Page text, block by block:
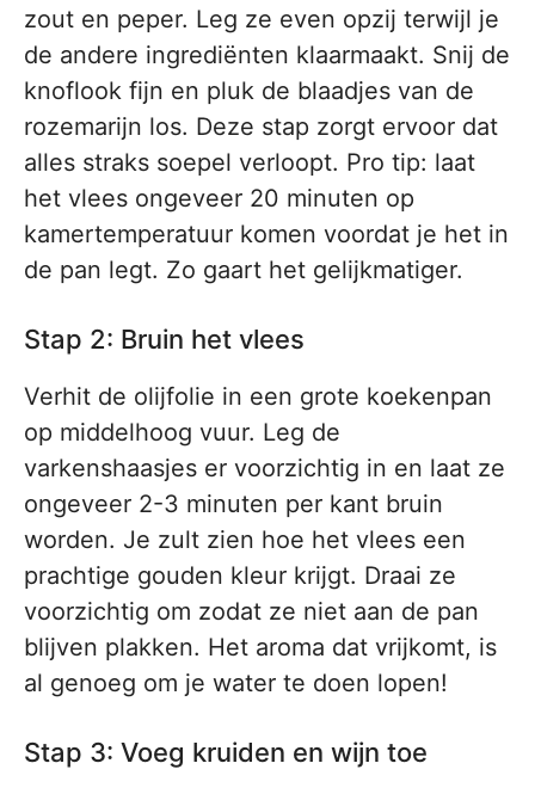
zout en peper. Leg ze even opzij terwijl je
de andere ingrediënten klaarmaakt. Snij de
knoflook fijn en pluk de blaadjes van de
rozemarijn los. Deze stap zorgt ervoor dat
alles straks soepel verloopt. Pro tip: laat
het vlees ongeveer 20 minuten op
kamertemperatuur komen voordat je het in
de pan legt. Zo gaart het gelijkmatiger.
Stap 2: Bruin het vlees
Verhit de olijfolie in een grote koekenpan
op middelhoog vuur. Leg de
varkenshaasjes er voorzichtig in en laat ze
ongeveer 2-3 minuten per kant bruin
worden. Je zult zien hoe het vlees een
prachtige gouden kleur krijgt. Draai ze
voorzichtig om zodat ze niet aan de pan
blijven plakken. Het aroma dat vrijkomt, is
al genoeg om je water te doen lopen!
Stap 3: Voeg kruiden en wijn toe